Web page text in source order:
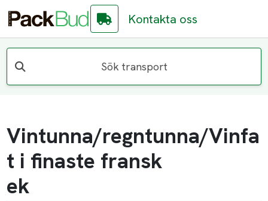
Kontakta oss
Sök transport
Vintunna/regntunna/Vinfa
t i finaste fransk
ek